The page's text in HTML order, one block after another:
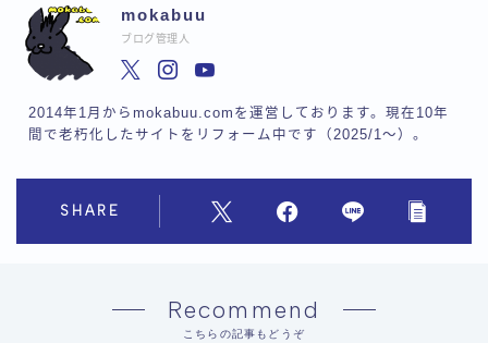
mokabuu
ブログ管理人
2014年1月からmokabuu.comを運営しております。現在10年
間で老朽化したサイトをリフォーム中です（2025/1〜）。
SHARE
Recommend
こちらの記事もどうぞ